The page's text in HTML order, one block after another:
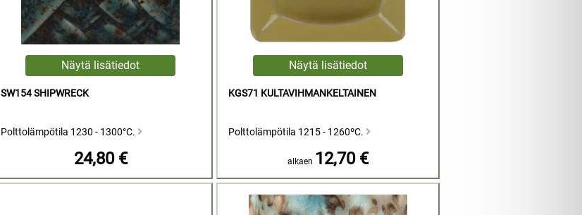
SW154 SHIPWRECK
Polttolämpötila 1230 - 1300°C.
24,80 €
KGS71 KULTAVIHMANKELTAINEN
Polttolämpötila 1215 - 1260ºC.
alkaen 12,70 €